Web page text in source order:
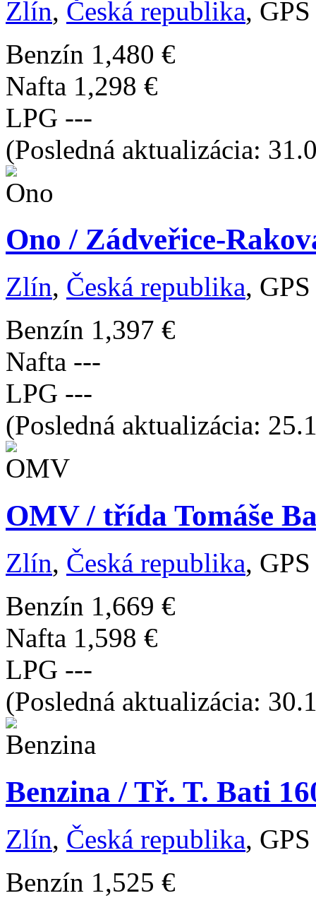
Zlín, Česká republika,
Benzín 1,480 €
Nafta 1,298 €
LPG ---
(Posledná aktualizácia:
Ono / Zádveřice-
Zlín, Česká republika,
Benzín 1,397 €
Nafta ---
LPG ---
(Posledná aktualizácia:
OMV / třída Tomáše
Zlín, Česká republika,
Benzín 1,669 €
Nafta 1,598 €
LPG ---
(Posledná aktualizácia:
Benzina / Tř. T. Bati
Zlín, Česká republika,
Benzín 1,525 €